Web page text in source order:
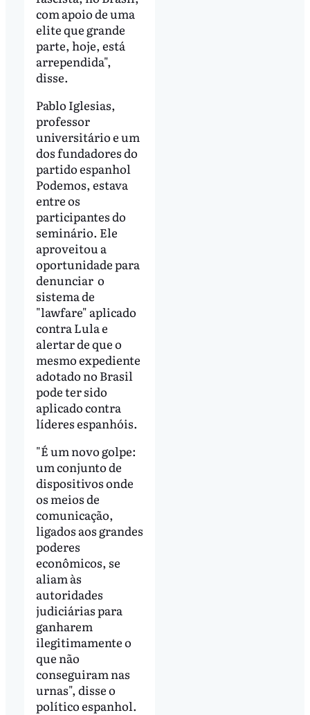
com apoio de uma
elite que grande
parte, hoje, está
arrependida",
disse.
Pablo Iglesias,
professor
universitário e um
dos fundadores do
partido espanhol
Podemos, estava
entre os
participantes do
seminário. Ele
aproveitou a
oportunidade para
denunciar o
sistema de
"lawfare" aplicado
contra Lula e
alertar de que o
mesmo expediente
adotado no Brasil
pode ter sido
aplicado contra
líderes espanhóis.
"É um novo golpe:
um conjunto de
dispositivos onde
os meios de
comunicação,
ligados aos grandes
poderes
econômicos, se
aliam às
autoridades
judiciárias para
ganharem
ilegitimamente o
que não
conseguiram nas
urnas", disse o
político espanhol.